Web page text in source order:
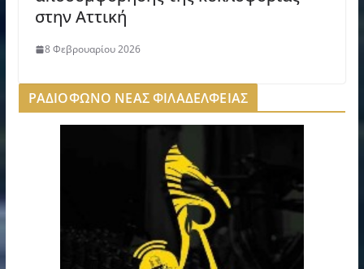
στην Αττική
8 Φεβρουαρίου 2026
ΡΑΔΙΟΦΩΝΟ ΝΕΑΣ ΦΙΛΑΔΕΛΦΕΙΑΣ